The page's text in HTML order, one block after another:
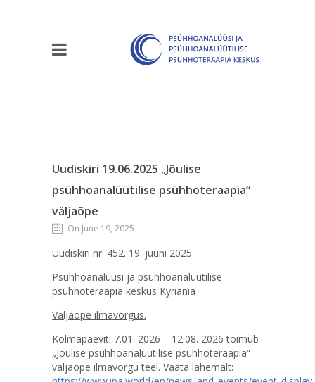
Uudiskiri 19.06.2025 „Jõulise
psühhoanalüütilise psühhoteraapia“
väljaõpe
On June 19, 2025
Uudiskiri nr. 452. 19. juuni 2025
Psühhoanalüüsi ja psühhoanalüütilise
psühhoteraapia keskus Kyriania
Väljaõpe ilmavõrgus.
Kolmapäeviti 7.01. 2026 – 12.08. 2026 toimub
„Jõulise psühhoanalüütilise psühhoteraapia“
väljaõpe ilmavõrgu teel. Vaata lähemalt: